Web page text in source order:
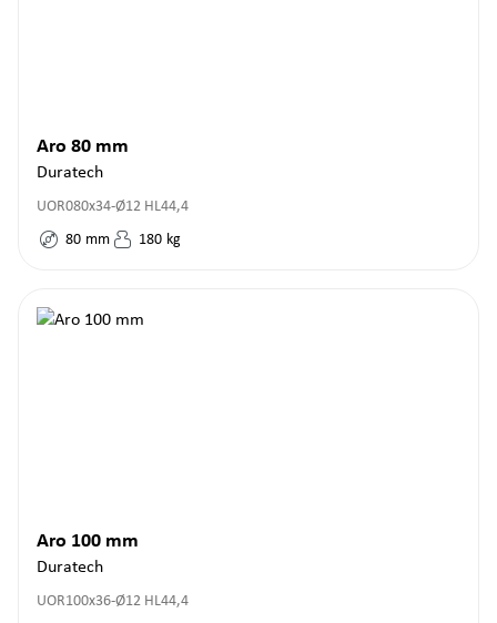
Aro 80 mm
Duratech
UOR080x34-Ø12 HL44,4
80 mm 180 kg
Aro 100 mm
Duratech
UOR100x36-Ø12 HL44,4